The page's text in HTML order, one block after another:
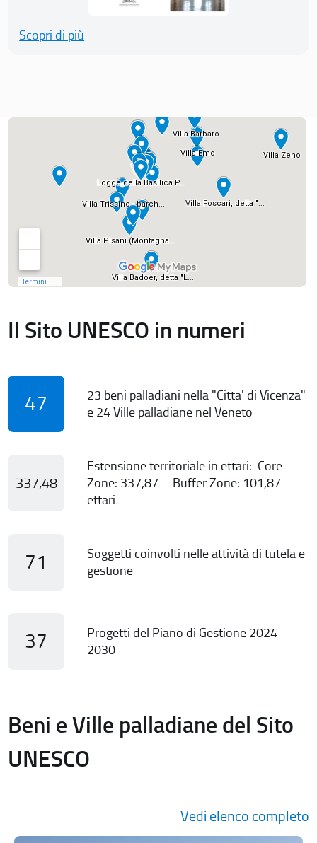
Scopri di più
Il Sito UNESCO in numeri
47
23 beni palladiani nella "Citta' di Vicenza"
e 24 Ville palladiane nel Veneto
337,48
Estensione territoriale in ettari: Core
Zone: 337,87 - Buffer Zone: 101,87
ettari
71
Soggetti coinvolti nelle attività di tutela e
gestione
37
Progetti del Piano di Gestione 2024-
2030
Beni e Ville palladiane del Sito
UNESCO
Vedi elenco completo